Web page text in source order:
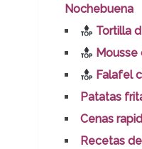
Nochebuena
Tortilla
Falafel
Patatas
Cenas
Recetas